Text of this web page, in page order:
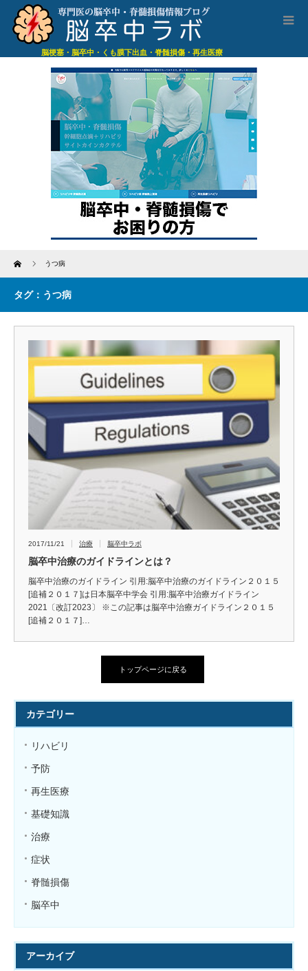
脳梗塞・脳卒中・くも膜下出血・脊髄損傷・再生医療
Home うつ病
タグ：うつ病
2017/11/21 治療 脳卒中ラボ
脳卒中治療のガイドラインとは？
脳卒中治療のガイドライン 引用:脳卒中治療のガイドライン２０１５
[追補２０１７]は日本脳卒中学会 引用:脳卒中治療ガイドライン
2021〔改訂2023〕 ※この記事は脳卒中治療ガイドライン２０１５
[追補２０１７]…
トップページに戻る
カテゴリー
リハビリ
予防
再生医療
基礎知識
治療
症状
脊髄損傷
脳卒中
アーカイブ